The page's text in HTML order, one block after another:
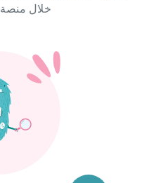
خلال منصة Babysits.